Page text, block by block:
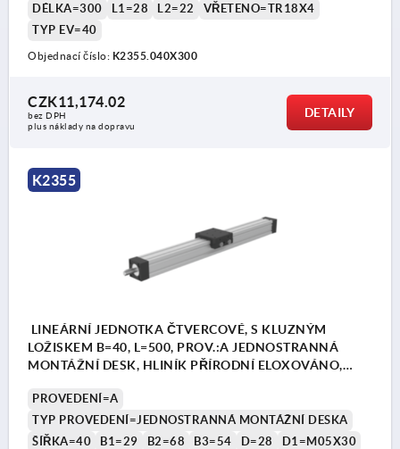
DÉLKA=300
L1=28 L2=22
VŘETENO=TR18X4
TYP EV=40
Objednací číslo: K2355.040X300
CZK11,174.02
bez DPH
plus náklady na dopravu
DETAILY
K2355
LINEÁRNÍ JEDNOTKA ČTVERCOVÉ, S KLUZNÝM
LOŽISKEM B=40, L=500, PROV.:A JEDNOSTRANNÁ
MONTÁŽNÍ DESK, HLINÍK PŘÍRODNÍ ELOXOVÁNO,
PROVEDENÍ=A
TYP PROVEDENÍ=JEDNOSTRANNÁ MONTÁŽNÍ DESKA
ŠÍŘKA=40
B1=29 B2=68 B3=54 D=28
D1=M05X30